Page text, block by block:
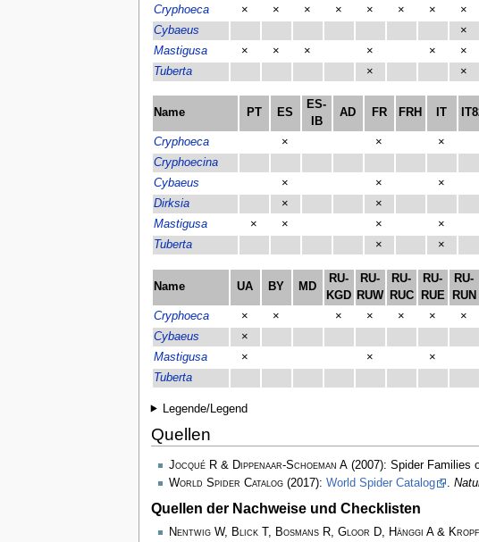
Cryphoeca × × × × × × × ×
Cybaeus
×
Mastigusa
× × × × × ×
Tuberta
× ×
Name PT ES
ES-
IB
AD FR FRH IT
Cryphoeca
× × ×
Cryphoecina
Cybaeus
× × ×
Dirksia
×
×
Mastigusa
× × × ×
Tuberta
× ×
Name UA BY MD
RU-
KGD
RU-
RUW
RU-
RUC
RU-
RUE
RU-
RUN
Cryphoeca × × × × × × ×
Cybaeus
×
Mastigusa
× × ×
Tuberta
Legende/Legend
Quellen
Jocqué R & Dippenaar-Schoeman A(2007): Spider Families
World Spider Catalog(2017): World Spider Catalog .
Quellen der Nachweise und Checklisten
Nentwig W, Blick T, Bosmans R, Gloor D, Hänggi A &